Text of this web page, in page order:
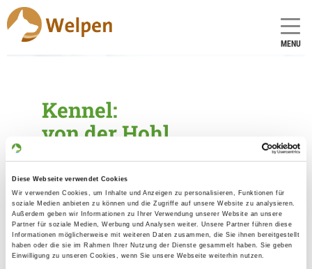
Diese Webseite verwendet Cookies
Wir verwenden Cookies, um Inhalte und Anzeigen zu personalisieren, Funktionen für
soziale Medien anbieten zu können und die Zugriffe auf unsere Website zu analysieren.
Außerdem geben wir Informationen zu Ihrer Verwendung unserer Website an unsere
Partner für soziale Medien, Werbung und Analysen weiter. Unsere Partner führen diese
Informationen möglicherweise mit weiteren Daten zusammen, die Sie ihnen bereitgestellt
haben oder die sie im Rahmen Ihrer Nutzung der Dienste gesammelt haben. Sie geben
Einwilligung zu unseren Cookies, wenn Sie unsere Webseite weiterhin nutzen.
MENU
Kennel:
von der Hohl
Founded: 27.08.2004
Breeder
Anita Kunkler
Gartenstr. 8
56379 Hömberg